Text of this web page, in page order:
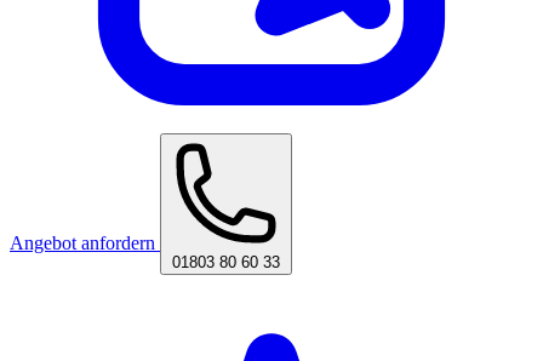
Angebot anfordern
01803 80 60 33